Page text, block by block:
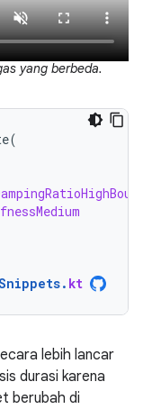
yang berbeda.
(
. kt
lebih lancar
durasi karena
berubah di